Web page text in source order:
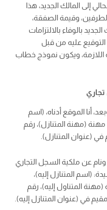
إلى المالك الجديد، هذا
وقيمة الصفقة،
بالوفاء بالالتزامات
التوقيع عليه من قبل
اللازمة، ويكون نموذج خطاب
أنا الموقع أدناه، (اسم
مهنة (مهنة المتنازل)، رقم
في (عنوان المتنازل).
ونام عن ملكية السجل التجاري
(اسم المتنازل إليه)،
المتناول إليه)، رقم
في (عنوان المتنازل إليه).